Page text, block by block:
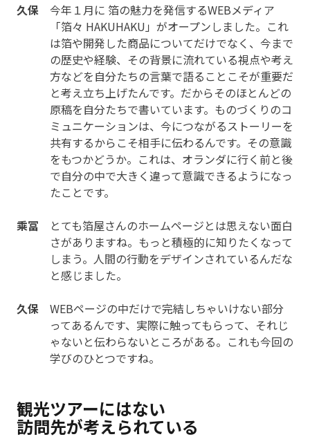
久保 今年１月に 箔の魅力を発信するWEBメディア
「箔々 HAKUHAKU」がオープンしました。これ
は箔や開発した商品についてだけでなく、今まで
の歴史や経験、その背景に流れている視点や考え
方などを自分たちの言葉で語ることこそが重要だ
と考え立ち上げたんです。だからそのほとんどの
原稿を自分たちで書いています。ものづくりのコ
ミュニケーションは、今につながるストーリーを
共有するからこそ相手に伝わるんです。その意識
をもつかどうか。これは、オランダに行く前と後
で自分の中で大きく違って意識できるようになっ
たことです。
乘冨 とても箔屋さんのホームページとは思えない面白
さがありますね。もっと積極的に知りたくなって
しまう。人間の行動をデザインされているんだな
と感じました。
久保 WEBページの中だけで完結しちゃいけない部分
ってあるんです、実際に触ってもらって、それじ
ゃないと伝わらないところがある。これも今回の
学びのひとつですね。
観光ツアーにはない
訪問先が考えられている